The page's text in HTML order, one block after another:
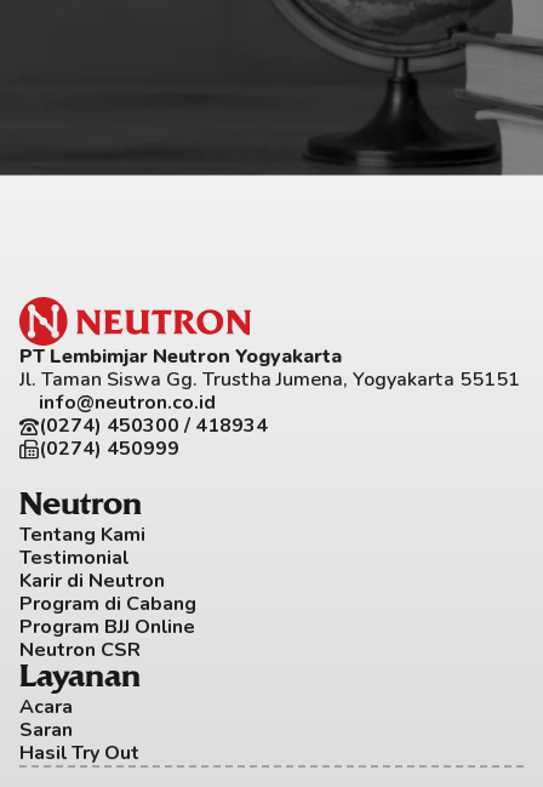
PT Lembimjar Neutron Yogyakarta
Jl. Taman Siswa Gg. Trustha Jumena, Yogyakarta 55151
info@neutron.co.id
(0274) 450300 / 418934
(0274) 450999
Neutron
Tentang Kami
Testimonial
Karir di Neutron
Program di Cabang
Program BJJ Online
Neutron CSR
Layanan
Acara
Saran
Hasil Try Out